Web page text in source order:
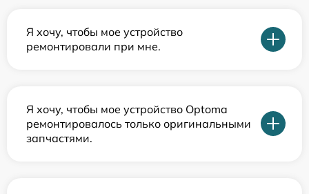
Я хочу, чтобы мое устройство
ремонтировали при мне.
Я хочу, чтобы мое устройство Optoma
ремонтировалось только оригинальными
запчастями.